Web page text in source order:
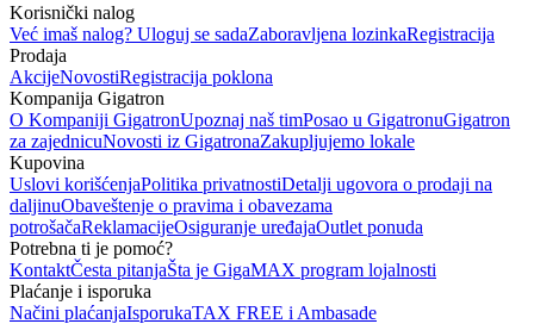
Korisnički nalog
Već imaš nalog? Uloguj se sadaZaboravljena lozinkaRegistracija
Prodaja
AkcijeNovostiRegistracija poklona
Kompanija Gigatron
O Kompaniji GigatronUpoznaj naš timPosao u GigatronuGigatron
za zajednicuNovosti iz GigatronaZakupljujemo lokale
Kupovina
Uslovi korišćenjaPolitika privatnostiDetalji ugovora o prodaji na
daljinuObaveštenje o pravima i obavezama
potrošačaReklamacijeOsiguranje uređajaOutlet ponuda
Potrebna ti je pomoć?
KontaktČesta pitanjaŠta je GigaMAX program lojalnosti
Plaćanje i isporuka
Načini plaćanjaIsporukaTAX FREE i Ambasade